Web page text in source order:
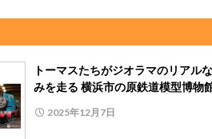
トーマスたちがジオラマのリアル
みを走る 横浜市の原鉄道模型博物
2025年12月7日